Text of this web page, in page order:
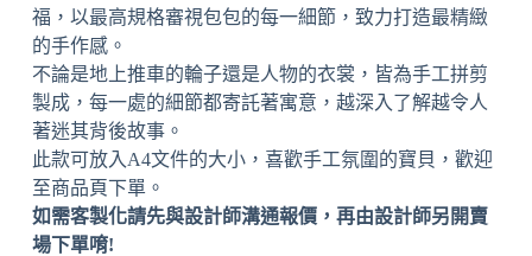
福，以最高規格審視包包的每一細節，致力打造最精緻
的手作感。
不論是地上推車的輪子還是人物的衣裳，皆為手工拼剪
製成，每一處的細節都寄託著寓意，越深入了解越令人
著迷其背後故事。
此款可放入A4文件的大小，喜歡手工氛圍的寶貝，歡迎
至商品頁下單。
如需客製化請先與設計師溝通報價，再由設計師另開賣
場下單唷!